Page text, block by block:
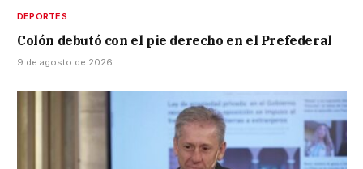
DEPORTES
Colón debutó con el pie derecho en el Prefederal
9 de agosto de 2026